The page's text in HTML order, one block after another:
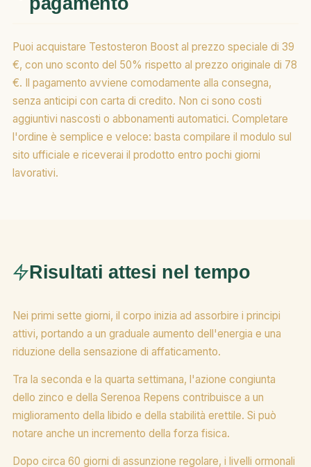
Puoi acquistare Testosteron Boost al prezzo speciale di 39
€, con uno sconto del 50% rispetto al prezzo originale di 78
€. Il pagamento avviene comodamente alla consegna,
senza anticipi con carta di credito. Non ci sono costi
aggiuntivi nascosti o abbonamenti automatici. Completare
l'ordine è semplice e veloce: basta compilare il modulo sul
sito ufficiale e riceverai il prodotto entro pochi giorni
lavorativi.
Risultati attesi nel tempo
Nei primi sette giorni, il corpo inizia ad assorbire i principi
attivi, portando a un graduale aumento dell'energia e una
riduzione della sensazione di affaticamento.
Tra la seconda e la quarta settimana, l'azione congiunta
dello zinco e della Serenoa Repens contribuisce a un
miglioramento della libido e della stabilità erettile. Si può
notare anche un incremento della forza fisica.
Dopo circa 60 giorni di assunzione regolare, i livelli ormonali